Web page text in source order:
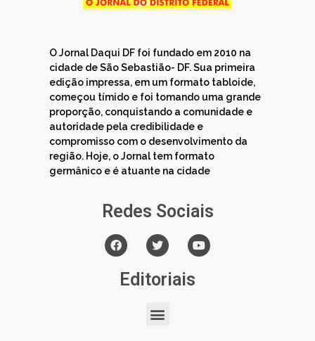
O Jornal Daqui DF foi fundado em 2010 na
cidade de São Sebastião- DF. Sua primeira
edição impressa, em um formato tabloide,
começou tímido e foi tomando uma grande
proporção, conquistando a comunidade e
autoridade pela credibilidade e
compromisso com o desenvolvimento da
região. Hoje, o Jornal tem formato
germânico e é atuante na cidade
Redes Sociais
Editoriais